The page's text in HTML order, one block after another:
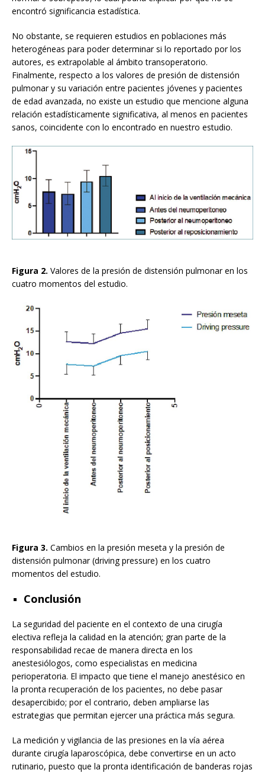
encontró significancia estadística.
No obstante, se requieren estudios en poblaciones más
heterogéneas para poder determinar si lo reportado por los
autores, es extrapolable al ámbito transoperatorio.
Finalmente, respecto a los valores de presión de distensión
pulmonar y su variación entre pacientes jóvenes y pacientes
de edad avanzada, no existe un estudio que mencione alguna
relación estadísticamente significativa, al menos en pacientes
sanos, coincidente con lo encontrado en nuestro estudio.
Figura 2. Valores de la presión de distensión pulmonar en los
cuatro momentos del estudio.
Figura 3. Cambios en la presión meseta y la presión de
distensión pulmonar (driving pressure) en los cuatro
momentos del estudio.
Conclusión
La seguridad del paciente en el contexto de una cirugía
electiva refleja la calidad en la atención; gran parte de la
responsabilidad recae de manera directa en los
anestesiólogos, como especialistas en medicina
perioperatoria. El impacto que tiene el manejo anestésico en
la pronta recuperación de los pacientes, no debe pasar
desapercibido; por el contrario, deben ampliarse las
estrategias que permitan ejercer una práctica más segura.
La medición y vigilancia de las presiones en la vía aérea
durante cirugía laparoscópica, debe convertirse en un acto
rutinario, puesto que la pronta identificación de banderas rojas